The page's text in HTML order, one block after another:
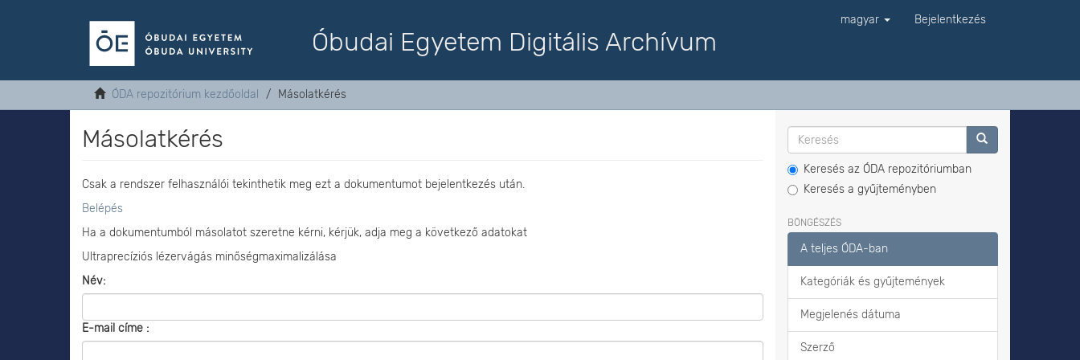
Óbudai Egyetem Digitális Archívum
magyar Bejelentkezés
ÓDA repozitórium kezdőoldal Másolatkérés
Másolatkérés
Csak a rendszer felhasználói tekinthetik meg ezt a dokumentumot bejelentkezés után.
Belépés
Ha a dokumentumból másolatot szeretne kérni, kérjük, adja meg a következő adatokat
Ultraprecíziós lézervágás minőségmaximalizálása
Név:
E-mail címe :
Keresés az ÓDA repozitóriumban
Keresés a gyűjteményben
BÖNGÉSZÉS
A teljes ÓDA-ban
Kategóriák és gyűjtemények
Megjelenés dátuma
Szerző